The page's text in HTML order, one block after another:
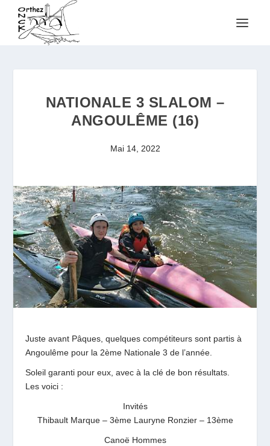
NATIONALE 3 SLALOM –
ANGOULÊME (16)
Mai 14, 2022
Juste avant Pâques, quelques compétiteurs sont partis à
Angoulême pour la 2ème Nationale 3 de l’année.
Soleil garanti pour eux, avec à la clé de bon résultats.
Les voici :
Invités
Thibault Marque – 3ème Lauryne Ronzier – 13ème
Canoë Hommes